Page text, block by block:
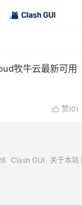
牧牛云最新可用
 赞(0)
Clash GUI 关于本站